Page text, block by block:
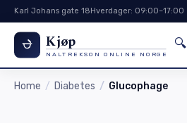
Karl Johans gate 18Hverdager: 09:00–17:00
Kjøp
NALTREKSON ONLINE NORGE
🔍
Home Diabetes Glucophage